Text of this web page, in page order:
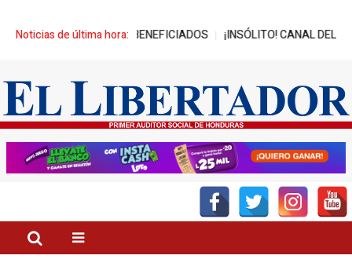
Noticias de última hora:
MIL JÓVENES BENEFICIADOS ¡INSÓLITO! CANAL DEL GOBIERNO